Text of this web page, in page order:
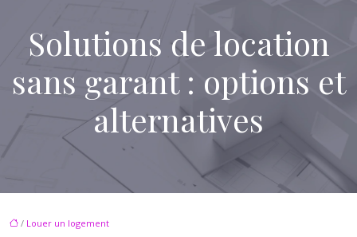
Solutions de location
sans garant : options et
alternatives
/ Louer un logement